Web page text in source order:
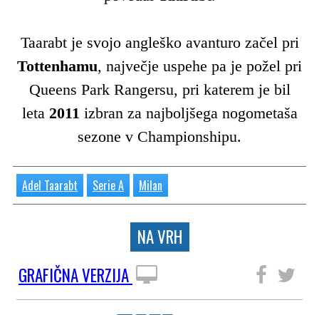
Taarabt je svojo angleško avanturo začel pri
Tottenhamu, največje uspehe pa je požel pri
Queens Park Rangersu, pri katerem je bil
leta 2011 izbran za najboljšega nogometaša
sezone v Championshipu.
Adel Taarabt Serie A Milan
NA VRH
GRAFIČNA VERZIJA